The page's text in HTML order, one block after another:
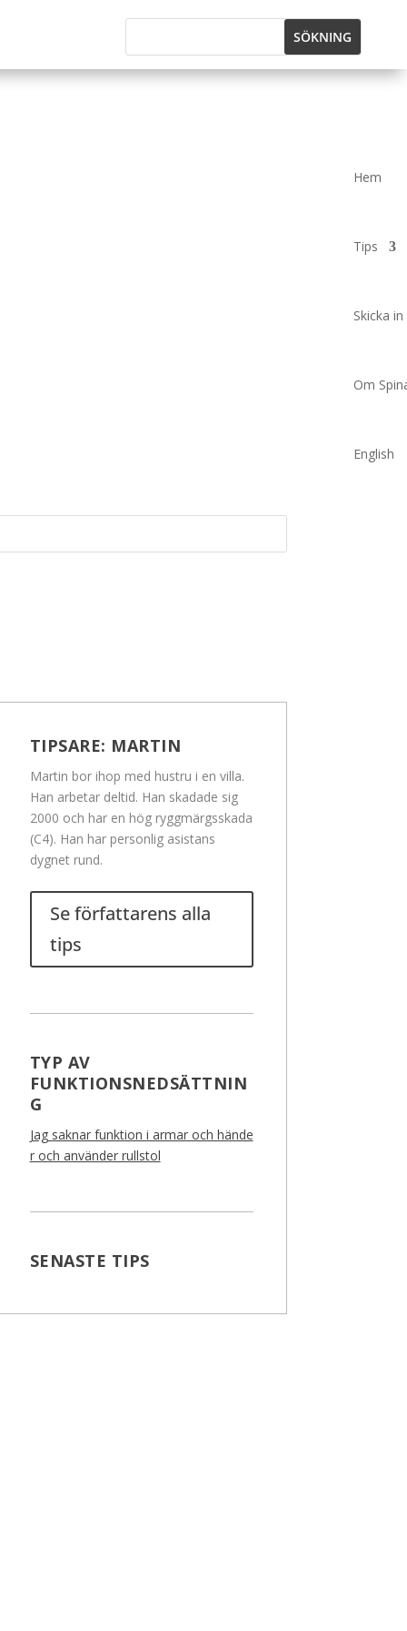
Hem
Tips
Skicka
Om
English
TIPSARE: MARTIN
Martin bor ihop med hustru i en villa.
Han arbetar deltid. Han skadade sig
2000 och har en hög ryggmärgsskada
(C4). Han har personlig asistans
dygnet rund.
Se författarens alla
tips
TYP AV
FUNKTIONSNEDSÄTTNIN
G
Jag saknar funktion i armar och hände
r och använder rullstol
SENASTE TIPS